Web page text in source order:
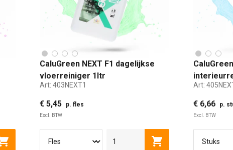
Toevoegen aan winkelwagen
CaluGreen NEXT F1 dagelijkse
vloerreiniger 1ltr
Art: 403NEXT1
€ 5,45 p. fles
Excl. BTW
1 LITER DOSEERFLES 5 LITER
Toevoegen aan
750ml
Art:
€ 6,66 p.
Excl. BTW
750